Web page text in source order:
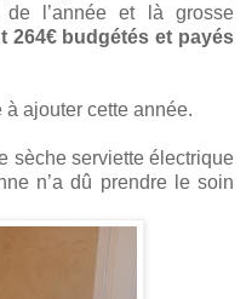
l’année et là grosse
264€ budgétés et payés
ajouter cette année.
sèche serviette électrique
n’a dû prendre le soin